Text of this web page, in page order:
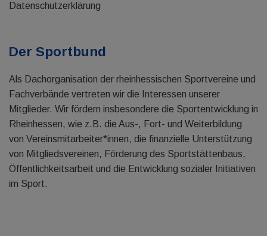
Datenschutzerklärung
Der Sportbund
Als Dachorganisation der rheinhessischen Sportvereine und
Fachverbände vertreten wir die Interessen unserer
Mitglieder. Wir fördern insbesondere die Sportentwicklung in
Rheinhessen, wie z.B. die Aus-, Fort- und Weiterbildung
von Vereinsmitarbeiter*innen, die finanzielle Unterstützung
von Mitgliedsvereinen, Förderung des Sportstättenbaus,
Öffentlichkeitsarbeit und die Entwicklung sozialer Initiativen
im Sport.